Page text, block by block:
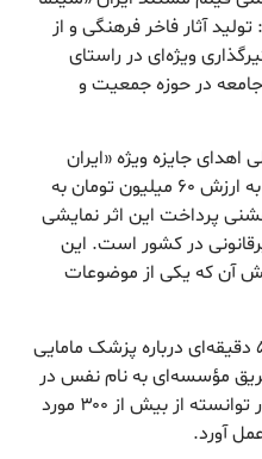
آثار فاخر فرهنگی و از
ویژه‌ای در راستای
در حوزه جمعیت و
جایزه ویژه «ایران
جوان» جشنواره «سینما حقیقت» به ارزش ۶۰ میلیون تومان به
پرداخت این اثر نمایشی
در کشور است. این
آن که یکی از موضوعات
وی ادامه داد: قصه این مستند ۵۵ دقیقه‌ای درباره پزشک مامایی
مؤسسه‌ای به نام نفس در
نیشابور و با حمایت از مادران باردار توانسته از بیش از ۳۰۰ مورد
آورد.